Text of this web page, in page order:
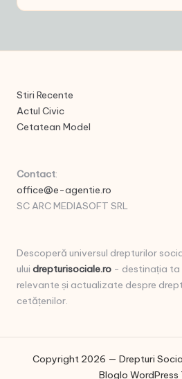
Stiri Recente
Actul Civic
Cetatean Model
Contact:
office@e-agentie.ro
SC ARC MEDIASOFT SRL
Descoperă universul drepturilor
ului drepturisociale.ro - destinația ta
relevante și actualizate despre
cetățenilor.
Copyright 2026 — Drepturi
Bloglo WordPress